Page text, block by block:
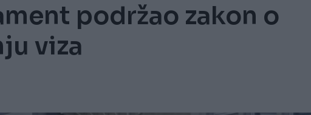
podržao zakon o
viza